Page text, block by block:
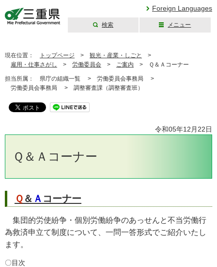
Foreign Languages
検索 メニュー
現在位置： トップページ > 観光・産業・しごと
>
雇用・仕事さがし
> 労働委員会 > ご案内 > Ｑ＆Ａコーナー
担当所属： 県庁の組織一覧 > 労働委員会事務局 >
労働委員会事務局 > 調整審査課（調整審査班）
令和05年12月22日
Ｑ＆Ａコーナー
Ｑ ＆ Ａ コーナー
集団的労使紛争・個別労働紛争のあっせんと不当労働行
為救済申立て制度について、一問一答形式でご紹介いたし
ます。
〇目次